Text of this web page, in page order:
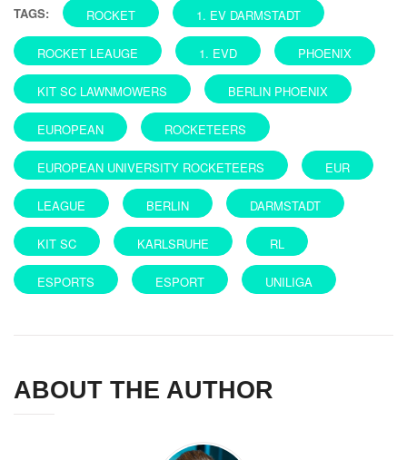
TAGS: ROCKET 1. EV DARMSTADT
ROCKET LEAUGE 1. EVD PHOENIX
KIT SC LAWNMOWERS BERLIN PHOENIX
EUROPEAN ROCKETEERS
EUROPEAN UNIVERSITY ROCKETEERS EUR
LEAGUE BERLIN DARMSTADT
KIT SC KARLSRUHE RL
ESPORTS ESPORT UNILIGA
ABOUT THE AUTHOR